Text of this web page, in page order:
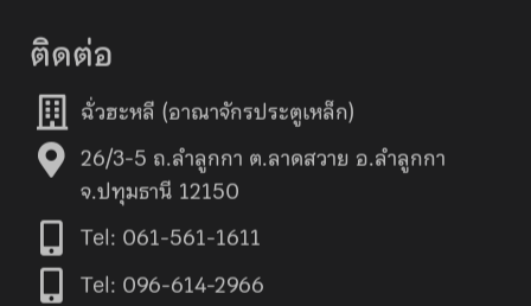
ติดต่อ
26/3-5 ถ.ลำลูกกา ต.ลาดสวาย อ.ลำลูกกา
จ.ปทุมธานี 12150
Tel: 061-561-1611